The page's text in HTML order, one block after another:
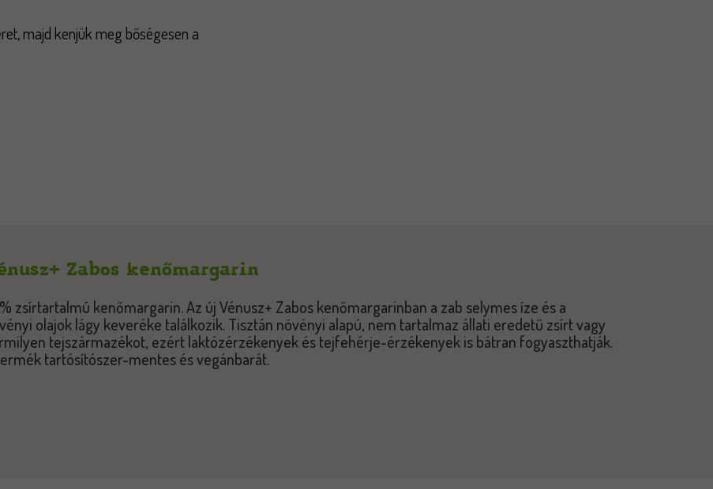
majd kenjük meg bőségesen a
Zabos kenőmargarin
zsírtartalmú kenőmargarin. Az új Vénusz+ Zabos kenőmargarinban a zab selymes íze és a
olajok lágy keveréke találkozik. Tisztán növényi alapú, nem tartalmaz állati eredetű zsírt vagy
tejszármazékot, ezért laktózérzékenyek és tejfehérje-érzékenyek is bátran fogyaszthatják.
tartósítószer-mentes és vegánbarát.